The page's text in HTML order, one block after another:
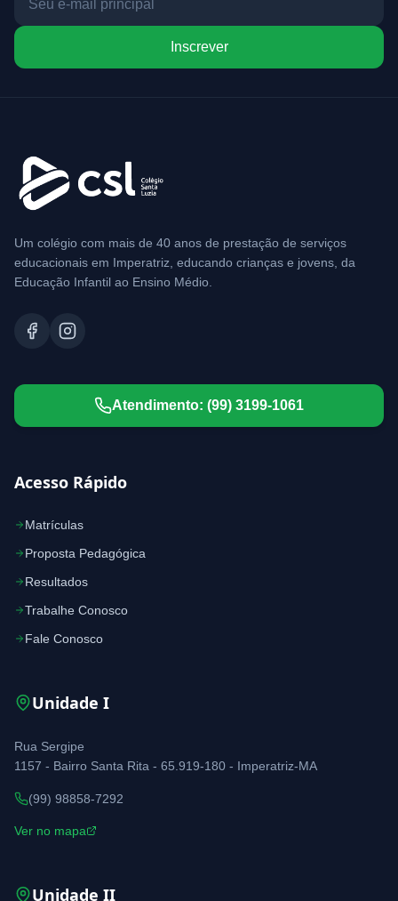
Inscrever
Um colégio com mais de 40 anos de prestação de serviços
educacionais em Imperatriz, educando crianças e jovens, da
Educação Infantil ao Ensino Médio.
Atendimento: (99) 3199-1061
Acesso Rápido
Matrículas
Proposta Pedagógica
Resultados
Trabalhe Conosco
Fale Conosco
Unidade I
Rua Sergipe
1157 - Bairro Santa Rita - 65.919-180 - Imperatriz-MA
(99) 98858-7292
Ver no mapa
Unidade II